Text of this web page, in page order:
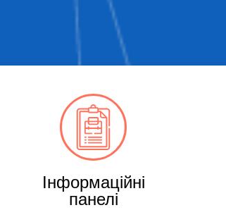
Інформаційні
панелі